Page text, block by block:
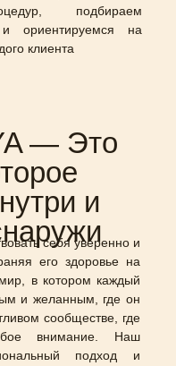
подбираем
ориентируемся на
клиента
— Это
и
себя уверенно и
его здоровье на
в котором каждый
и желанным, где он
сообществе, где
внимание. Наш
подход и